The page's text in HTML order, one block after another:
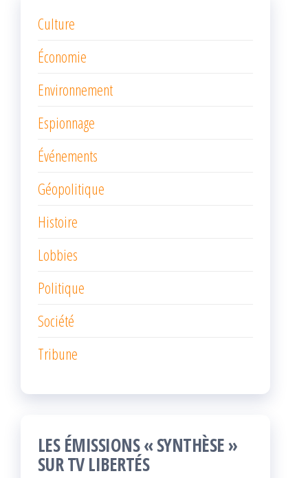
Culture
Économie
Environnement
Espionnage
Événements
Géopolitique
Histoire
Lobbies
Politique
Société
Tribune
LES ÉMISSIONS « SYNTHÈSE »
SUR TV LIBERTÉS